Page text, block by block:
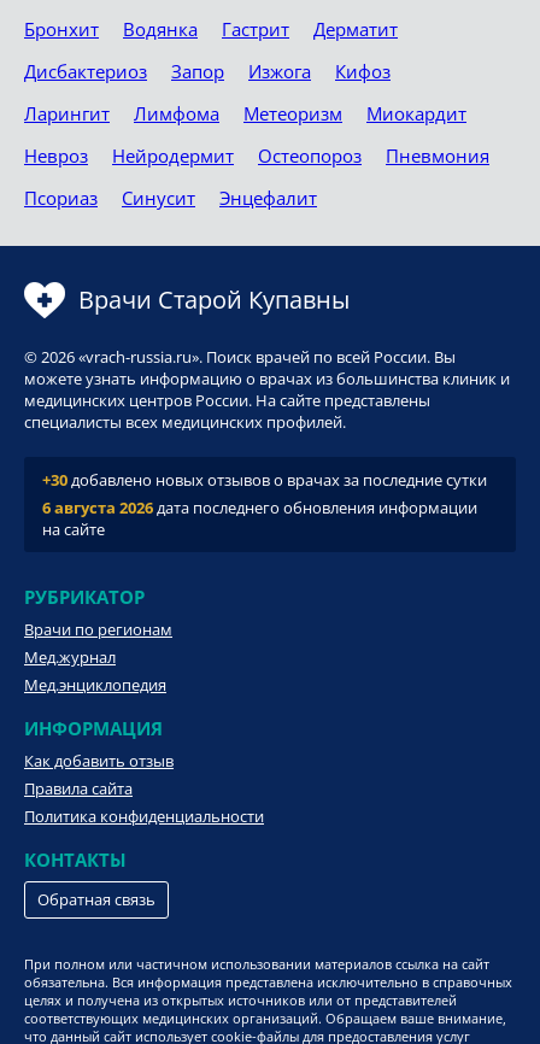
Бронхит
Водянка Гастрит
Дерматит
Дисбактериоз
Запор Изжога
Кифоз
Ларингит
Лимфома Метеоризм
Миокардит
Невроз
Нейродермит Остеопороз
Пневмония
Псориаз
Синусит Энцефалит
Врачи Старой Купавны
© 2026 «vrach-russia.ru». Поиск врачей по всей России. Вы
можете узнать информацию о врачах из большинства клиник и
медицинских центров России. На сайте представлены
специалисты всех медицинских профилей.
+30добавлено новых отзывов о врачах за последние сутки
6 августа 2026дата последнего обновления информации
на сайте
РУБРИКАТОР
Врачи по регионам
Мед.журнал
Мед.энциклопедия
ИНФОРМАЦИЯ
Как добавить отзыв
Правила сайта
Политика конфиденциальности
КОНТАКТЫ
Обратная связь
При полном или частичном использовании материалов ссылка на сайт
обязательна. Вся информация представлена исключительно в справочных
целях и получена из открытых источников или от представителей
соответствующих медицинских организаций. Обращаем ваше внимание,
что данный сайт использует cookie-файлы для предоставления услуг